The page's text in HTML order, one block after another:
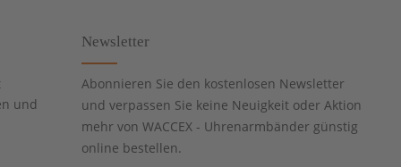
und
Newsletter
Abonnieren Sie den kostenlosen Newsletter
und verpassen Sie keine Neuigkeit oder Aktion
mehr von WACCEX - Uhrenarmbänder günstig
online bestellen.